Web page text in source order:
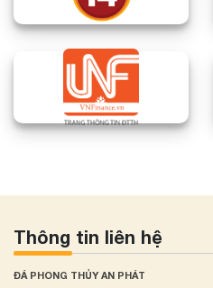
Thông tin liên hệ
ĐÁ PHONG THỦY AN PHÁT